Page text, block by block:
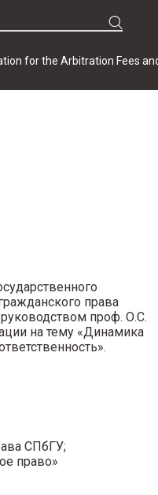
for the Arbitration Fees
права
проф. О.С.
на тему «Динамика
СПбГУ;
право»